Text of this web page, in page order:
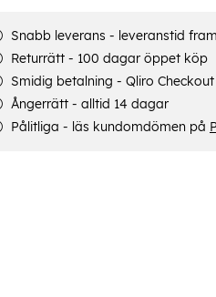
Snabb leverans - leveranstid
Returrätt - 100 dagar öppet köp
Smidig betalning - Qliro Checkout
Ångerrätt - alltid 14 dagar
Pålitliga - läs kundomdömen på